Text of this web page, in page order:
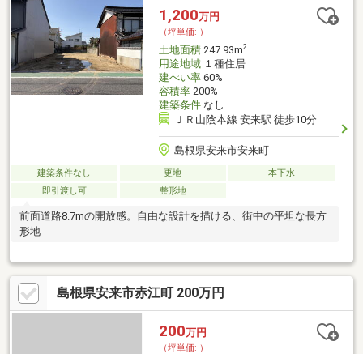
条12号緩和区域≫ 43条許可必要 自己居住用建築可＜周辺環境
＞・南小学校まで徒歩約15分・第二中学校まで徒歩約12分
1,200万円
（坪単価:-）
土地面積247.93m2
用途地域１種住居
建ぺい率60%
容積率200%
建築条件なし
ＪＲ山陰本線 安来駅 徒歩10分
島根県安来市安来町
建築条件なし 更地
本下水
即引渡し可
整形地
前面道路8.7mの開放感。自由な設計を描ける、街中の平坦な長方
形地
島根県安来市赤江町 200万円
200万円
（坪単価:-）